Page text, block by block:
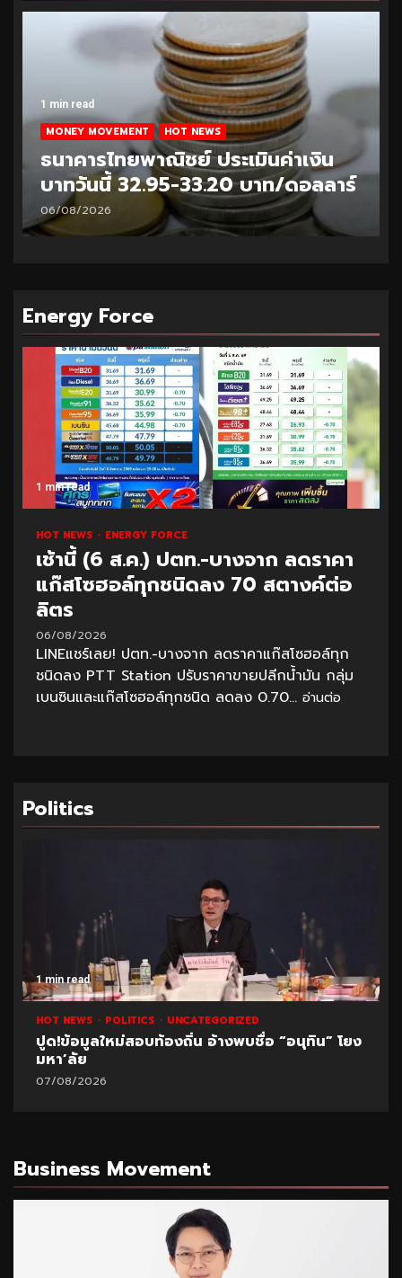
1 min read
MONEY MOVEMENT HOT NEWS
ธนาคารไทยพาณิชย์ ประเมินค่าเงิน
บาทวันนี้ 33.10-33.35 บาท/ดอลลาร์
05/08/2026
Energy Force
1 min read
HOT NEWS ENERGY FORCE
เช้านี้ (6 ส.ค.) ปตท.-บางจาก ลดราคา
แก๊สโซฮอล์ทุกชนิดลง 70 สตางค์ต่อ
ลิตร
06/08/2026
LINEแชร์เลย! ปตท.-บางจาก ลดราคาแก๊สโซฮอล์ทุก
ชนิดลง PTT Station ปรับราคาขายปลีกน้ำมัน กลุ่ม
เบนซินและแก๊สโซฮอล์ทุกชนิด ลดลง 0.70... อ่านต่อ
Politics
1 min read
HOT NEWS POLITICS UNCATEGORIZED
ปูด!ข้อมูลใหม่สอบท้องถิ่น อ้างพบชื่อ “อนุทิน” โยง
มหา’ลัย
07/08/2026
Business Movement